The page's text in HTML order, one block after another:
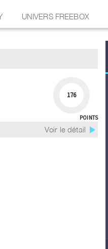
UNIVERS FREEBOX
176
POINTS
Voir le détail play_arrow